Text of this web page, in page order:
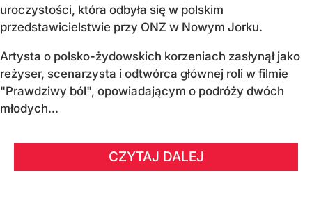
uroczystości, która odbyła się w polskim
przedstawicielstwie przy ONZ w Nowym Jorku.
Artysta o polsko-żydowskich korzeniach zasłynął jako
reżyser, scenarzysta i odtwórca głównej roli w filmie
"Prawdziwy ból", opowiadającym o podróży dwóch
młodych...
CZYTAJ DALEJ